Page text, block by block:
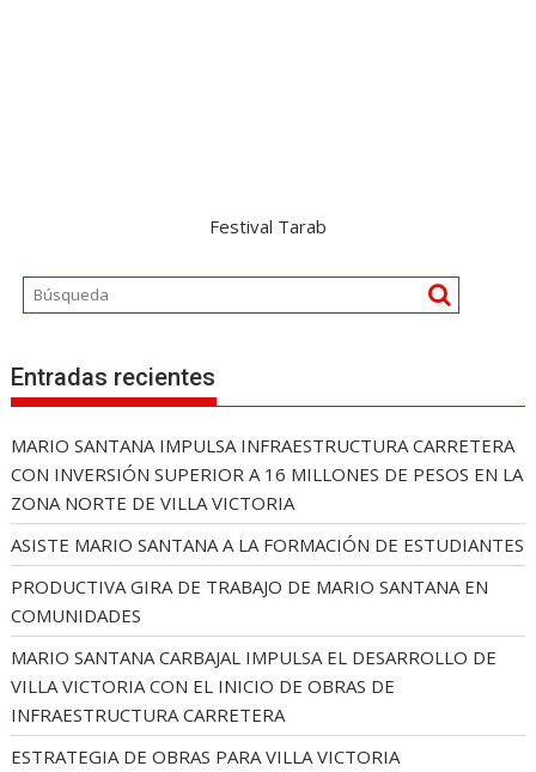
Festival Tarab
Entradas recientes
MARIO SANTANA IMPULSA INFRAESTRUCTURA CARRETERA
CON INVERSIÓN SUPERIOR A 16 MILLONES DE PESOS EN LA
ZONA NORTE DE VILLA VICTORIA
ASISTE MARIO SANTANA A LA FORMACIÓN DE ESTUDIANTES
PRODUCTIVA GIRA DE TRABAJO DE MARIO SANTANA EN
COMUNIDADES
MARIO SANTANA CARBAJAL IMPULSA EL DESARROLLO DE
VILLA VICTORIA CON EL INICIO DE OBRAS DE
INFRAESTRUCTURA CARRETERA
ESTRATEGIA DE OBRAS PARA VILLA VICTORIA